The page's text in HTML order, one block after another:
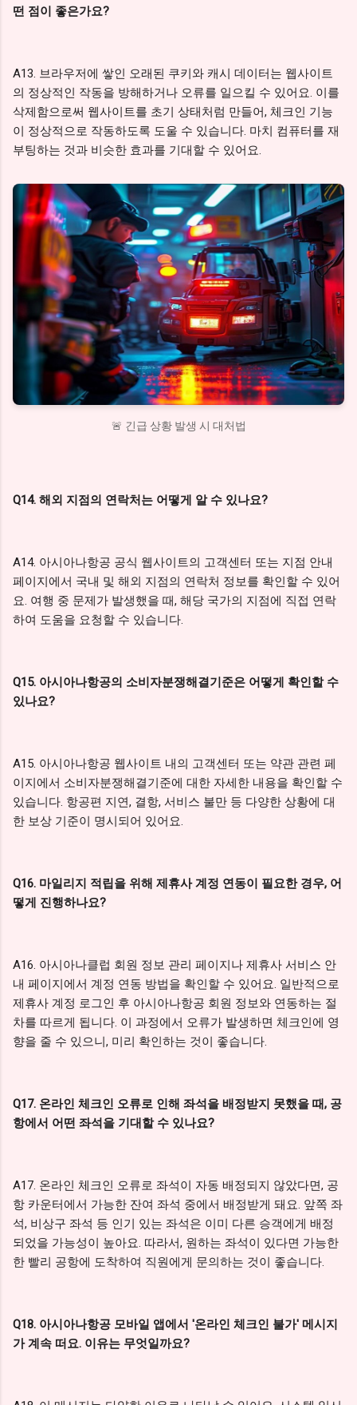
떤 점이 좋은가요?
A13. 브라우저에 쌓인 오래된 쿠키와 캐시 데이터는 웹사이트
의 정상적인 작동을 방해하거나 오류를 일으킬 수 있어요. 이를
삭제함으로써 웹사이트를 초기 상태처럼 만들어, 체크인 기능
이 정상적으로 작동하도록 도울 수 있습니다. 마치 컴퓨터를 재
부팅하는 것과 비슷한 효과를 기대할 수 있어요.
🚨 긴급 상황 발생 시 대처법
Q14. 해외 지점의 연락처는 어떻게 알 수 있나요?
A14. 아시아나항공 공식 웹사이트의 고객센터 또는 지점 안내
페이지에서 국내 및 해외 지점의 연락처 정보를 확인할 수 있어
요. 여행 중 문제가 발생했을 때, 해당 국가의 지점에 직접 연락
하여 도움을 요청할 수 있습니다.
Q15. 아시아나항공의 소비자분쟁해결기준은 어떻게 확인할 수
있나요?
A15. 아시아나항공 웹사이트 내의 고객센터 또는 약관 관련 페
이지에서 소비자분쟁해결기준에 대한 자세한 내용을 확인할 수
있습니다. 항공편 지연, 결항, 서비스 불만 등 다양한 상황에 대
한 보상 기준이 명시되어 있어요.
Q16. 마일리지 적립을 위해 제휴사 계정 연동이 필요한 경우, 어
떻게 진행하나요?
A16. 아시아나클럽 회원 정보 관리 페이지나 제휴사 서비스 안
내 페이지에서 계정 연동 방법을 확인할 수 있어요. 일반적으로
제휴사 계정 로그인 후 아시아나항공 회원 정보와 연동하는 절
차를 따르게 됩니다. 이 과정에서 오류가 발생하면 체크인에 영
향을 줄 수 있으니, 미리 확인하는 것이 좋습니다.
Q17. 온라인 체크인 오류로 인해 좌석을 배정받지 못했을 때, 공
항에서 어떤 좌석을 기대할 수 있나요?
A17. 온라인 체크인 오류로 좌석이 자동 배정되지 않았다면, 공
항 카운터에서 가능한 잔여 좌석 중에서 배정받게 돼요. 앞쪽 좌
석, 비상구 좌석 등 인기 있는 좌석은 이미 다른 승객에게 배정
되었을 가능성이 높아요. 따라서, 원하는 좌석이 있다면 가능한
한 빨리 공항에 도착하여 직원에게 문의하는 것이 좋습니다.
Q18. 아시아나항공 모바일 앱에서 '온라인 체크인 불가' 메시지
가 계속 떠요. 이유는 무엇일까요?